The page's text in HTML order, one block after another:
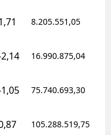
8.205.551,05
16.990.875,04
75.740.693,30
105.288.519,75